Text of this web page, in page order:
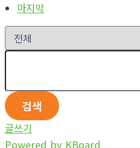
마지막
검색
글쓰기
Powered by KBoard